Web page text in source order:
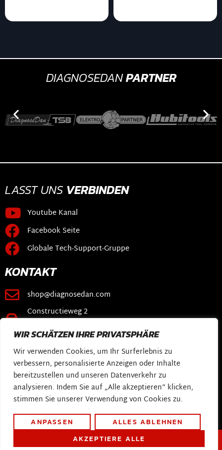
WIR SCHÄTZEN IHRE PRIVATSPHÄRE
Wir verwenden Cookies, um Ihr Surferlebnis zu
verbessern, personalisierte Anzeigen oder Inhalte
bereitzustellen und unseren Datenverkehr zu
analysieren. Indem Sie auf „Alle akzeptieren“ klicken,
stimmen Sie unserer Verwendung von Cookies zu.
ANPASSEN
ALLES ABLEHNEN
AKZEPTIERE ALLE
DIAGNOSEDANPARTNER
LASST UNS VERBINDEN
Youtube Kanal
Facebook Seite
Globale Tech-Support-Gruppe
KONTAKT
shop@diagnosedan.com
Constructieweg 2
VERKNÜPFUNGEN
Webshop
DiagnoseDan-Software
Meine Geschichte
Copyright 2026 DiagnoseDan